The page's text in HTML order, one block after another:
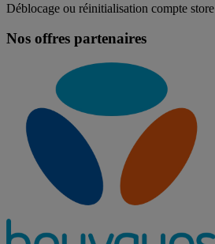
Déblocage ou réinitialisation compte store
Nos offres partenaires